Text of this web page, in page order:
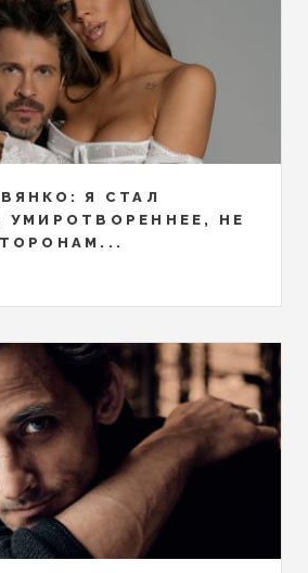
Я СТАЛ
УМИРОТВОРЕННЕЕ, НЕ